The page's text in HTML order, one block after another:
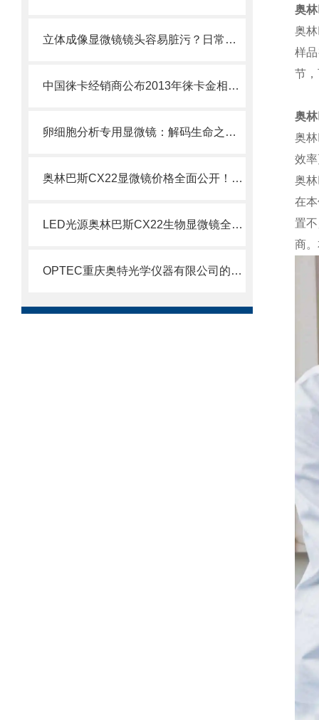
立体成像显微镜镜头容易脏污？日常清洁与保养规范
中国徕卡经销商公布2013年徕卡金相显微镜价格表
卵细胞分析专用显微镜：解码生命之源的精密仪器
奥林巴斯CX22显微镜价格全面公开！！一律6折出售
LED光源奥林巴斯CX22生物显微镜全面问市
OPTEC重庆奥特光学仪器有限公司的公司简介B203生物显微镜
奥
奥
样
节
奥
奥
效
奥
在
置
商